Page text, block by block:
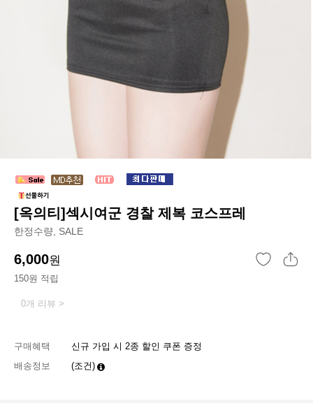
[옥의티]섹시여군 경찰 제복 코스프레
한정수량, SALE
6,000원
150원 적립
0개 리뷰 >
구매혜택
신규 가입 시 2종 할인 쿠폰 증정
배송정보
(조건)